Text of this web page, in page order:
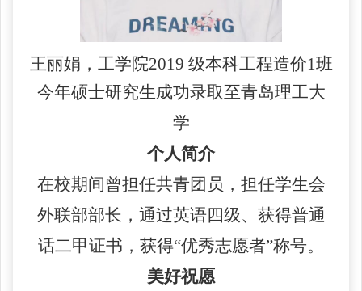
王丽娟 ， 工学院2019 级本科工程造价1班
今年硕士研究生成功录取至青岛理工大
学
个人简介
在校期间曾担任共青团员，担任学生会
外联部部长，通过英语四级、获得普通
话二甲证书，获得“优秀志愿者”称号。
美好祝愿